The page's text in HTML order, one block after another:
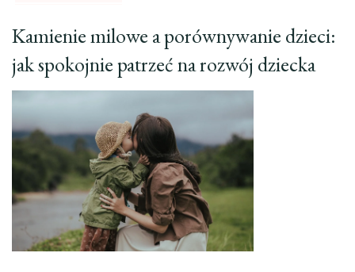
Kamienie milowe a porównywanie dzieci:
jak spokojnie patrzeć na rozwój dziecka